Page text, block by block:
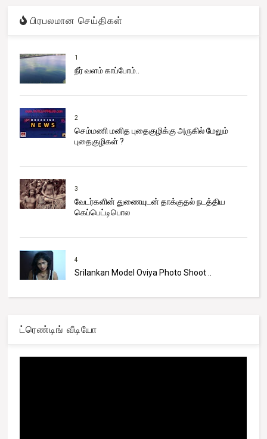
பிரபலமான செய்திகள்
1
நீர் வளம் காப்போம்..
2
செம்மணி மனித புதைகுழிக்கு அருகில் மேலும்
புதைகுழிகள் ?
3
வேடர்களின் துணையுடன் தாக்குதல் நடத்திய
கெப்பெட்டிபொல
4
Srilankan Model Oviya Photo Shoot ..
ட்ரெண்டிங் வீடியோ